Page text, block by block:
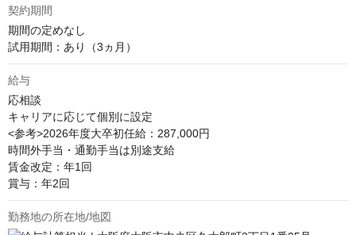
契約期間
期間の定めなし
試用期間：あり（3ヵ月）
給与
応相談
キャリアに応じて個別に設定
<参考>2026年度大卒初任給：287,000円
時間外手当・通勤手当は別途支給
賃金改定：年1回
賞与：年2回
勤務地の所在地/地図